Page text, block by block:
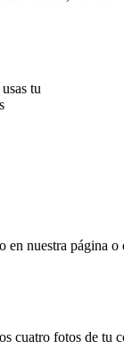
tu
nuestra página o
cuatro fotos de tu